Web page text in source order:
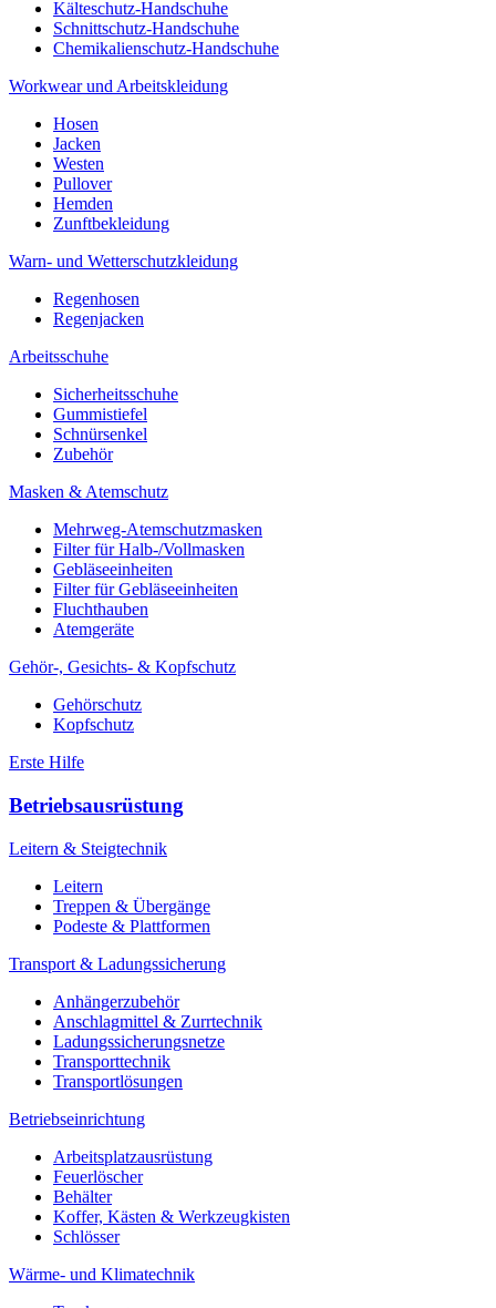
Kälteschutz-Handschuhe
Schnittschutz-Handschuhe
Chemikalienschutz-Handschuhe
Workwear und Arbeitskleidung
Hosen
Jacken
Westen
Pullover
Hemden
Zunftbekleidung
Warn- und Wetterschutzkleidung
Regenhosen
Regenjacken
Arbeitsschuhe
Sicherheitsschuhe
Gummistiefel
Schnürsenkel
Zubehör
Masken & Atemschutz
Mehrweg-Atemschutzmasken
Filter für Halb-/Vollmasken
Gebläseeinheiten
Filter für Gebläseeinheiten
Fluchthauben
Atemgeräte
Gehör-, Gesichts- & Kopfschutz
Gehörschutz
Kopfschutz
Erste Hilfe
Betriebsausrüstung
Leitern & Steigtechnik
Leitern
Treppen & Übergänge
Podeste & Plattformen
Transport & Ladungssicherung
Anhängerzubehör
Anschlagmittel & Zurrtechnik
Ladungssicherungsnetze
Transporttechnik
Transportlösungen
Betriebseinrichtung
Arbeitsplatzausrüstung
Feuerlöscher
Behälter
Koffer, Kästen & Werkzeugkisten
Schlösser
Wärme- und Klimatechnik